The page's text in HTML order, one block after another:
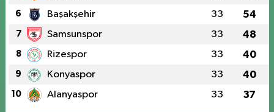
6 Başakşehir 33 54
7 Samsunspor 33 48
8 Rizespor 33 40
9 Konyaspor 33 40
10 Alanyaspor 33 37